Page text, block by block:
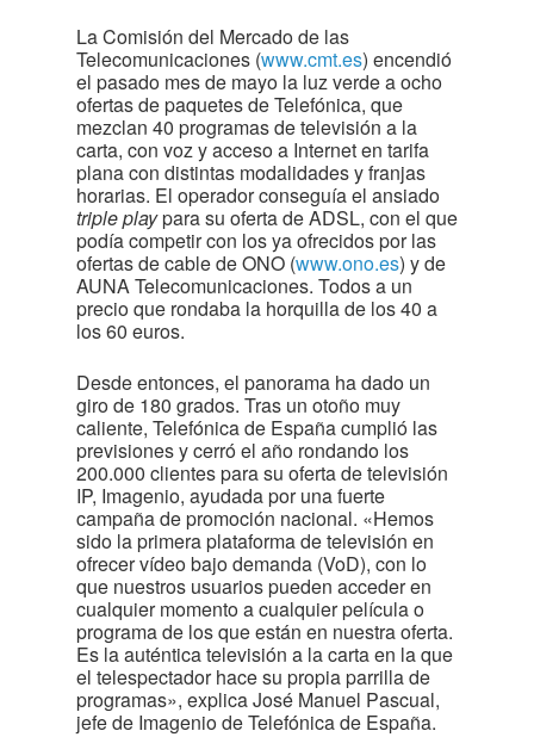
La Comisión del Mercado de las
Telecomunicaciones (www.cmt.es) encendió
el pasado mes de mayo la luz verde a ocho
ofertas de paquetes de Telefónica, que
mezclan 40 programas de televisión a la
carta, con voz y acceso a Internet en tarifa
plana con distintas modalidades y franjas
horarias. El operador conseguía el ansiado
triple playpara su oferta de ADSL, con el que
podía competir con los ya ofrecidos por las
ofertas de cable de ONO (www.ono.es) y de
AUNA Telecomunicaciones. Todos a un
precio que rondaba la horquilla de los 40 a
los 60 euros.
Desde entonces, el panorama ha dado un
giro de 180 grados. Tras un otoño muy
caliente, Telefónica de España cumplió las
previsiones y cerró el año rondando los
200.000 clientes para su oferta de televisión
IP, Imagenio, ayudada por una fuerte
campaña de promoción nacional. «Hemos
sido la primera plataforma de televisión en
ofrecer vídeo bajo demanda (VoD), con lo
que nuestros usuarios pueden acceder en
cualquier momento a cualquier película o
programa de los que están en nuestra oferta.
Es la auténtica televisión a la carta en la que
el telespectador hace su propia parrilla de
programas», explica José Manuel Pascual,
jefe de Imagenio de Telefónica de España.